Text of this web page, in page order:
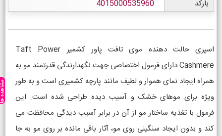
بارکد 4015000535960
اسپری حالت دهنده موی تافت پاور کشمیر Taft Power
Cashmere دارای فرمول اختصاصی جهت نگهدارندگی قدرتمند مو به
همراه ایجاد نمای هموار و لطیف مانند پارچه کشمیری است و به طور
ویژه برای موهای خشک و آسیب دیده طراحی شده است. این
فرمول با تغذیه ساختار مو از آن در برابر آسیب دیدگی محافظت می
کند و بدون ایجاد سنگینی روی مو، آثار باقی مانده بر روی مو به جا